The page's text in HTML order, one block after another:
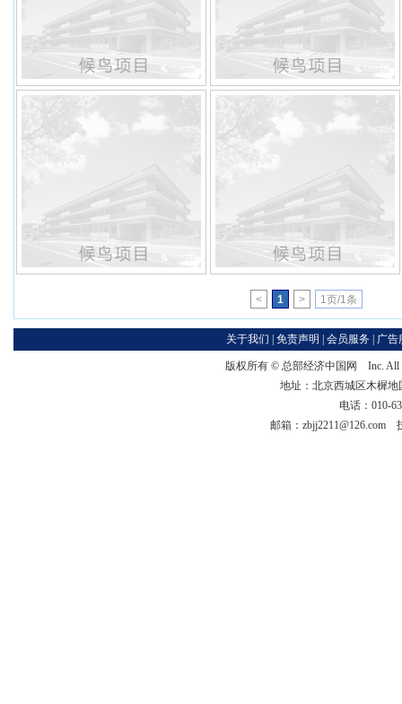
< 1 > 1页/1条
关于我们 免责声明 会员服务 广告
版权所有 © 总部经济中国网
Inc. All
地址：北京西城区木樨
电话：010-
邮箱：zbjj2211@126.com